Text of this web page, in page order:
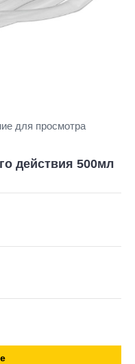
для просмотра
действия 500мл